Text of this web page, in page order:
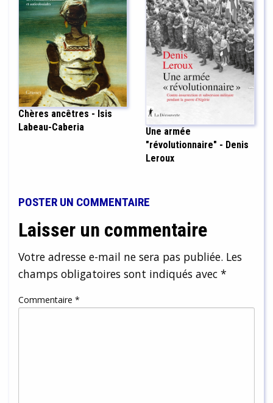
Chères ancêtres - Isis
Labeau-Caberia
Une armée
"révolutionnaire" - Denis
Leroux
POSTER UN COMMENTAIRE
Laisser un commentaire
Votre adresse e-mail ne sera pas publiée. Les
champs obligatoires sont indiqués avec *
Commentaire *